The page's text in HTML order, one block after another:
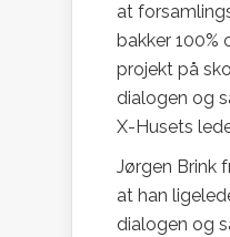
at
bakker 100%
projekt på
dialogen og
X-Husets
Jørgen Brink
at han
dialogen og